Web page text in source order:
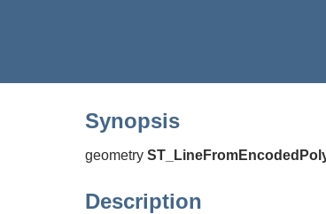
Synopsis
geometry
Description